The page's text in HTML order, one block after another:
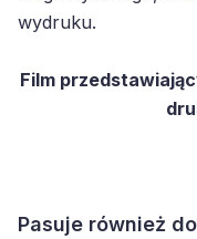
wydruku.
Film
Pasuje również